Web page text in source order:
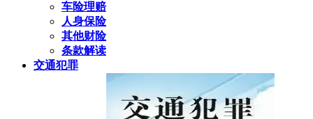
车险理赔
人身保险
其他财险
条款解读
交通犯罪